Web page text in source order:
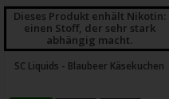
Dieses Produkt enhält Nikotin:
einen Stoff, der sehr stark
abhängig macht.
SC Liquids - Blaubeer Käsekuchen